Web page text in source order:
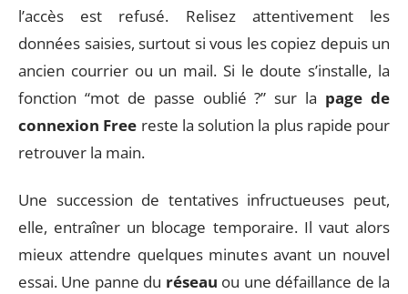
l’accès est refusé. Relisez attentivement les
données saisies, surtout si vous les copiez depuis un
ancien courrier ou un mail. Si le doute s’installe, la
fonction “mot de passe oublié ?” sur la page de
connexion Free reste la solution la plus rapide pour
retrouver la main.
Une succession de tentatives infructueuses peut,
elle, entraîner un blocage temporaire. Il vaut alors
mieux attendre quelques minutes avant un nouvel
essai. Une panne du réseau ou une défaillance de la